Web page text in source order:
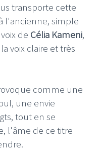
transporte cette
l'ancienne, simple
de Célia Kameni,
voix claire et très
comme une
une envie
tout en se
l'âme de ce titre